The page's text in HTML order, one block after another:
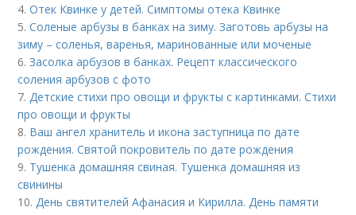
4.Отек Квинке у детей. Симптомы отека Квинке
5.Соленые арбузы в банках на зиму. Заготовь арбузы на
зиму – соленья, варенья, маринованные или моченые
6.Засолка арбузов в банках. Рецепт классического
соления арбузов с фото
7.Детские стихи про овощи и фрукты с картинками. Стихи
про овощи и фрукты
8. Ваш ангел хранитель и икона заступница по дате
рождения. Святой покровитель по дате рождения
9. Тушенка домашняя свиная. Тушенка домашняя из
свинины
10.День святителей Афанасия и Кирилла. День памяти